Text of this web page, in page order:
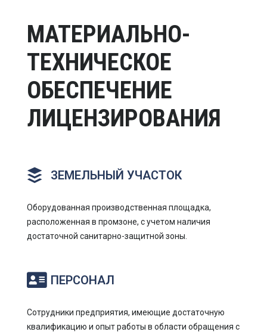
МАТЕРИАЛЬНО-
ТЕХНИЧЕСКОЕ
ОБЕСПЕЧЕНИЕ
ЛИЦЕНЗИРОВАНИЯ
ЗЕМЕЛЬНЫЙ УЧАСТОК
Оборудованная производственная площадка,
расположенная в промзоне, с учетом наличия
достаточной санитарно-защитной зоны.
ПЕРСОНАЛ
Сотрудники предприятия, имеющие достаточную
квалификацию и опыт работы в области обращения с